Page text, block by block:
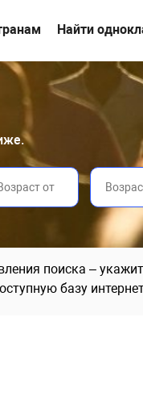
Найти
поиска –
базу